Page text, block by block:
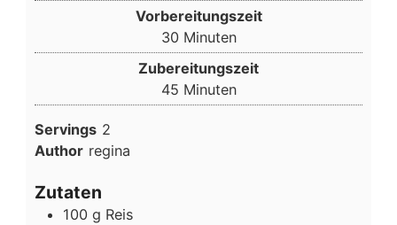
Vorbereitungszeit
30Minuten
Minuten
Zubereitungszeit
45Minuten
Minuten
Servings 2
Author regina
Zutaten
100 g Reis